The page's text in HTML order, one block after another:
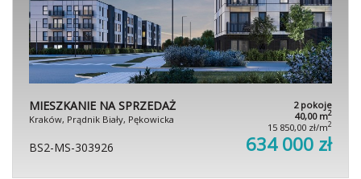
MIESZKANIE NA SPRZEDAŻ
Kraków, Prądnik Biały, Pękowicka
2 pokoje
40,00 m2
15 850,00 zł/m2
BS2-MS-303926 634 000 zł